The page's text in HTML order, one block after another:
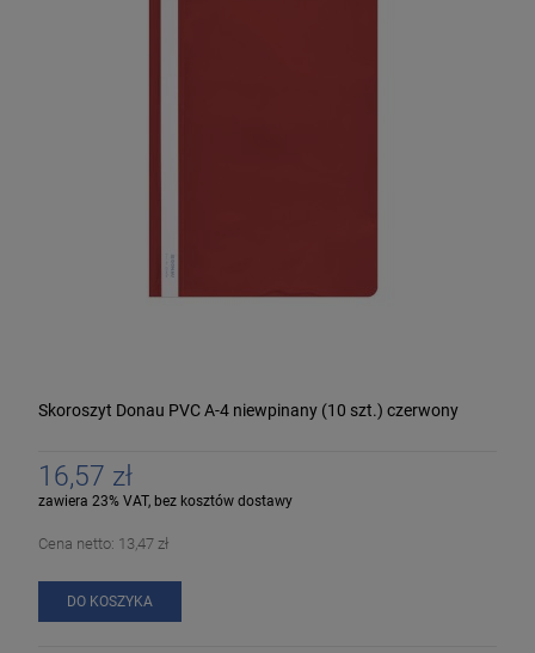
Skoroszyt Donau PVC A-4 niewpinany (10 szt.) czerwony
16,57 zł
zawiera 23% VAT, bez kosztów dostawy
Cena netto: 13,47 zł
DO KOSZYKA